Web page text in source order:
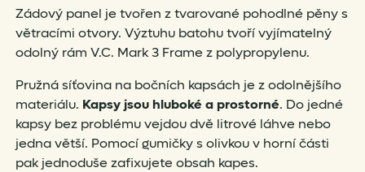
Zádový panel je tvořen z tvarované pohodlné pěny s
větracími otvory. Výztuhu batohu tvoří vyjímatelný
odolný rám V.C. Mark 3 Frame z polypropylenu.
Pružná síťovina na bočních kapsách je z odolnějšího
materiálu. Kapsy jsou hluboké a prostorné. Do jedné
kapsy bez problému vejdou dvě litrové láhve nebo
jedna větší. Pomocí gumičky s olivkou v horní části
pak jednoduše zafixujete obsah kapes.